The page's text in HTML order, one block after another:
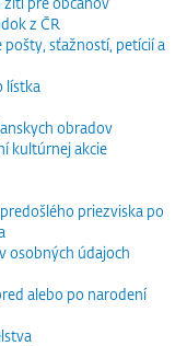
z ČR
pošty, sťažností, petícií a
lístka
obradov
kultúrnej akcie
priezviska po
osobných údajoch
alebo po narodení